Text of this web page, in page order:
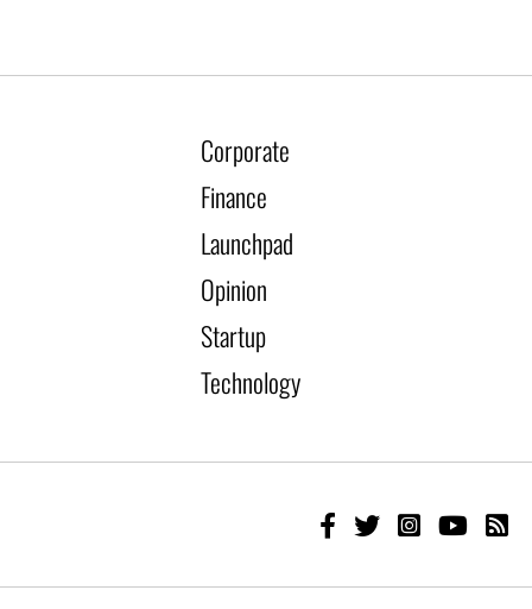
Corporate
Finance
Launchpad
Opinion
Startup
Technology